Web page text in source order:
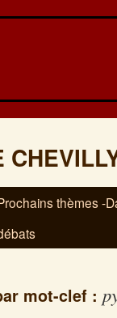
thèmes -
mot-clef :